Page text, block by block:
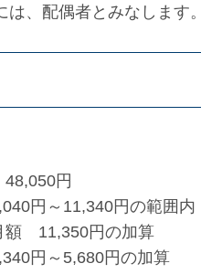
、配偶者とみなします。
円
円～11,340円の範囲内
額 11,350円の加算
円～5,680円の加算